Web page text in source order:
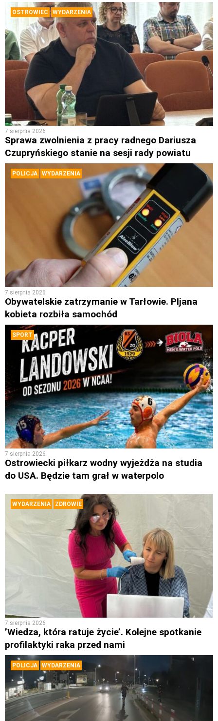
OSTROWIEC WYDARZENIA
7 sierpnia 2026
Sprawa zwolnienia z pracy radnego Dariusza
Czupryńskiego stanie na sesji rady powiatu
POLICJA WYDARZENIA
7 sierpnia 2026
Obywatelskie zatrzymanie w Tarłowie. PIjana
kobieta rozbiła samochód
SPORT
7 sierpnia 2026
Ostrowiecki piłkarz wodny wyjeżdża na studia
do USA. Będzie tam grał w waterpolo
WYDARZENIA ZDROWIE
7 sierpnia 2026
’Wiedza, która ratuje życie’. Kolejne spotkanie
profilaktyki raka przed nami
POLICJA WYDARZENIA